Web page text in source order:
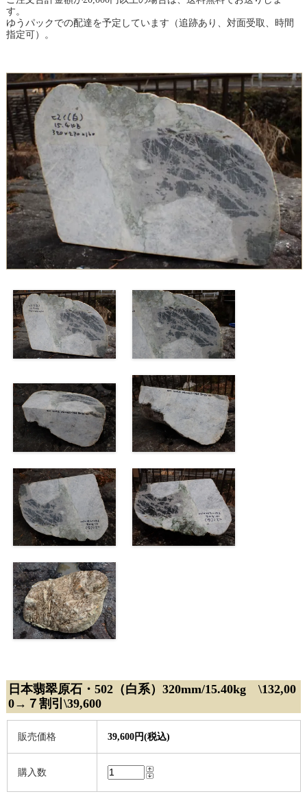
す。
ゆうパックでの配達を予定しています（追跡あり、対面受取、時間
指定可）。
日本翡翠原石・502（白系）320mm/15.40kg \132,00
0→７割引\39,600
販売価格 39,600円(税込)
購入数